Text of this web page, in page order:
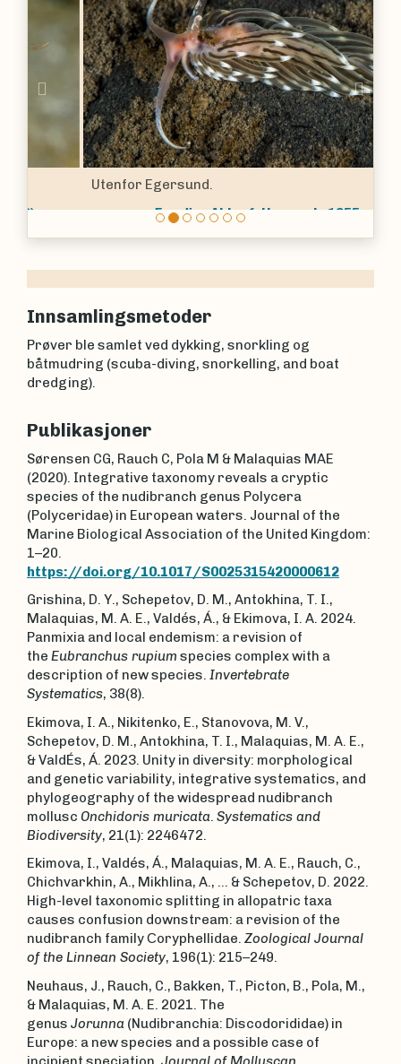
Utenfor Egersund.
FacelinaAlder & Hancock, 1855
Previous
Innsamlingsmetoder
Prøver ble samlet ved dykking, snorkling og
båtmudring (scuba-diving, snorkelling, and boat
dredging).
Publikasjoner
Sørensen CG, Rauch C, Pola M & Malaquias MAE
(2020). Integrative taxonomy reveals a cryptic
species of the nudibranch genus Polycera
(Polyceridae) in European waters. Journal of the
Marine Biological Association of the United Kingdom:
1–20.
https://doi.org/10.1017/S0025315420000612
Grishina, D. Y., Schepetov, D. M., Antokhina, T. I.,
Malaquias, M. A. E., Valdés, Á., & Ekimova, I. A. 2024.
Panmixia and local endemism: a revision of
the Eubranchus rupium species complex with a
description of new species. Invertebrate
Systematics, 38(8).
Ekimova, I. A., Nikitenko, E., Stanovova, M. V.,
Schepetov, D. M., Antokhina, T. I., Malaquias, M. A. E.,
& ValdÉs, Á. 2023. Unity in diversity: morphological
and genetic variability, integrative systematics, and
phylogeography of the widespread nudibranch
mollusc Onchidoris muricata. Systematics and
Biodiversity, 21(1): 2246472.
Ekimova, I., Valdés, Á., Malaquias, M. A. E., Rauch, C.,
Chichvarkhin, A., Mikhlina, A., ... & Schepetov, D. 2022.
High-level taxonomic splitting in allopatric taxa
causes confusion downstream: a revision of the
nudibranch family Сoryphellidae. Zoological Journal
of the Linnean Society, 196(1): 215–249.
Neuhaus, J., Rauch, C., Bakken, T., Picton, B., Pola, M.,
& Malaquias, M. A. E. 2021. The
genus Jorunna (Nudibranchia: Discodorididae) in
Europe: a new species and a possible case of